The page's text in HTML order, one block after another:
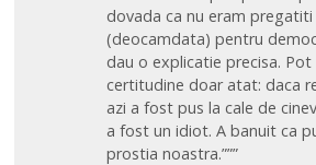
dovada ca nu eram
(deocamdata) pentru
dau o explicatie precisa. Pot
certitudine doar atat: daca
azi a fost pus la cale de
a fost un idiot. A banuit ca
prostia noastra.”””